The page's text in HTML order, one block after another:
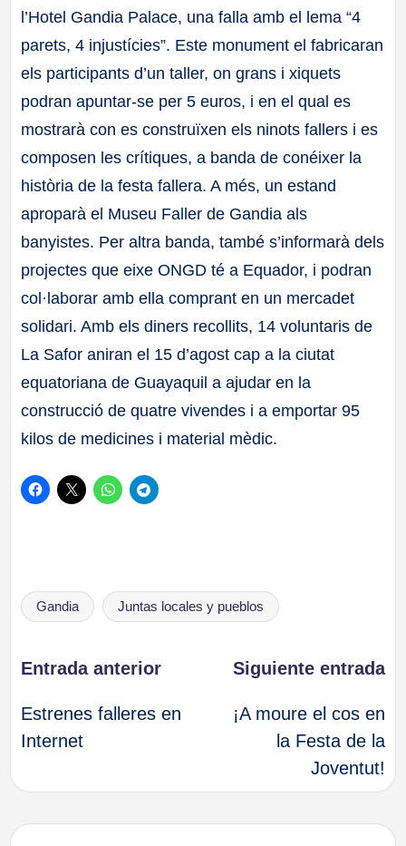
l’Hotel Gandia Palace, una falla amb el lema “4
parets, 4 injustícies”. Este monument el fabricaran
els participants d’un taller, on grans i xiquets
podran apuntar-se per 5 euros, i en el qual es
mostrarà con es construïxen els ninots fallers i es
composen les crítiques, a banda de conéixer la
història de la festa fallera. A més, un estand
aproparà el Museu Faller de Gandia als
banyistes. Per altra banda, també s’informarà dels
projectes que eixe ONGD té a Equador, i podran
col·laborar amb ella comprant en un mercadet
solidari. Amb els diners recollits, 14 voluntaris de
La Safor aniran el 15 d’agost cap a la ciutat
equatoriana de Guayaquil a ajudar en la
construcció de quatre vivendes i a emportar 95
kilos de medicines i material mèdic.
Etiquetas:
Gandia Juntas locales y pueblos
Navegación
de
entradas
Entrada anterior
Estrenes falleres en
Internet
Siguiente entrada
¡A moure el cos en
la Festa de la
Joventut!